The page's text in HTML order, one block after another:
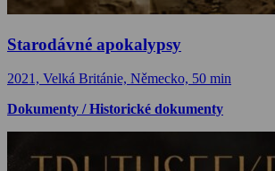
Starodávné apokalypsy
2021, Velká Británie, Německo, 50 min
Dokumenty / Historické dokumenty